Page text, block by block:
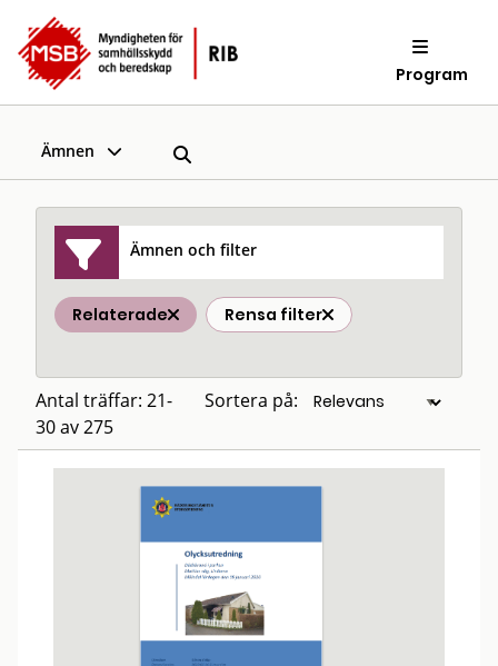
Program
Ämnen
Ämnen och filter
Relaterade Rensa filter
Antal träffar: 21-
30 av 275
Sortera på: